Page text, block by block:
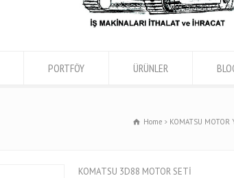
PORTFÖY ÜRÜNLER
Home KOMATSU MOTOR
KOMATSU 3D88 MOTOR SETİ